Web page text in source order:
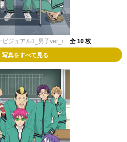
ジュアル1_男子ver_r 全 10 枚
写真をすべて見る